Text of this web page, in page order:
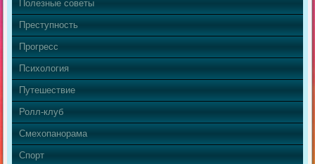
Полезные советы
Преступность
Прогресс
Психология
Путешествие
Ролл-клуб
Смехопанорама
Спорт